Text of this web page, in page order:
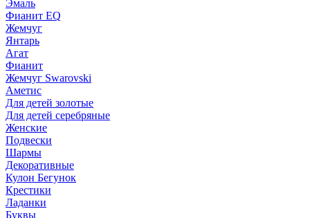
Эмаль
Фианит EQ
Жемчуг
Янтарь
Агат
Фианит
Жемчуг Swarovski
Аметис
Для детей золотые
Для детей серебряные
Женские
Подвески
Шармы
Декоративные
Кулон Бегунок
Крестики
Ладанки
Буквы